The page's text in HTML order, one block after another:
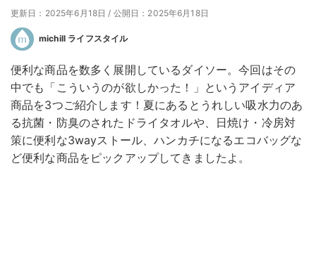
更新日：2025年6月18日 / 公開日：2025年6月18日
michill ライフスタイル
便利な商品を数多く展開しているダイソー。今回はその
中でも「こういうのが欲しかった！」というアイディア
商品を3つご紹介します！夏にあるとうれしい吸水力のあ
る抗菌・防臭のされたドライタオルや、日焼け・冷房対
策に便利な3wayストール、ハンカチになるエコバッグな
ど便利な商品をピックアップしてきましたよ。